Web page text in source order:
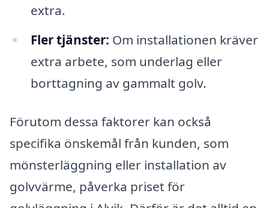
extra.
Fler tjänster: Om installationen kräver
extra arbete, som underlag eller
borttagning av gammalt golv.
Förutom dessa faktorer kan också
specifika önskemål från kunden, som
mönsterläggning eller installation av
golvvärme, påverka priset för